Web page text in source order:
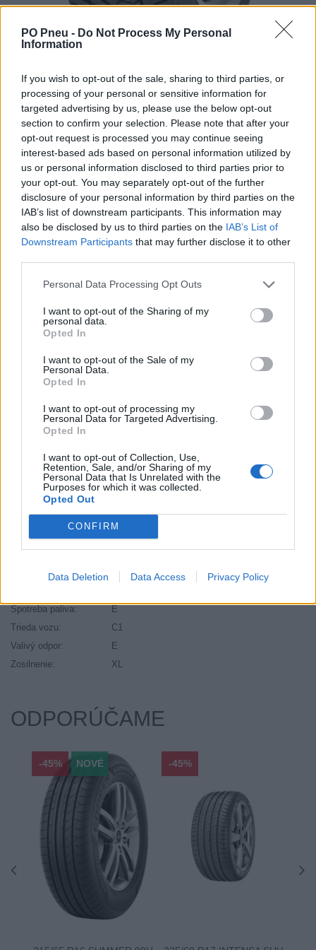
PO Pneu - Do Not Process My Personal
Information
If you wish to opt-out of the sale, sharing to third parties, or
processing of your personal or sensitive information for
targeted advertising by us, please use the below opt-out
section to confirm your selection. Please note that after your
opt-out request is processed you may continue seeing
interest-based ads based on personal information utilized by
us or personal information disclosed to third parties prior to
your opt-out. You may separately opt-out of the further
disclosure of your personal information by third parties on the
IAB’s list of downstream participants. This information may
also be disclosed by us to third parties on the IAB’s List of
Downstream Participants that may further disclose it to other
Personal Data Processing Opt Outs
I want to opt-out of the Sharing of my
personal data.
Opted In
I want to opt-out of the Sale of my
Personal Data.
Opted In
I want to opt-out of processing my
Personal Data for Targeted Advertising.
Opted In
I want to opt-out of Collection, Use,
Retention, Sale, and/or Sharing of my
Personal Data that Is Unrelated with the
Purposes for which it was collected.
Opted Out
CONFIRM
Data Deletion Data Access Privacy Policy
197,88 € 359,78 €
- +
Séria/Značka:
Goodyear
255 cm
Druh pneumatiky:
EU smernica:
1222/2009
Hlučnosť:
70
H
Index kg:
112 (1120kg)
Počet v balení:
1
Priľnavosť na mokru:
R18
Spotreba paliva:
E
Trieda vozu:
C1
Valivý odpor:
E
Zosilnenie:
XL
ODPORÚČAME
-45% NOVÉ -45%